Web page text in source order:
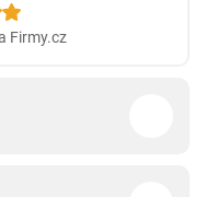
Firmy.cz